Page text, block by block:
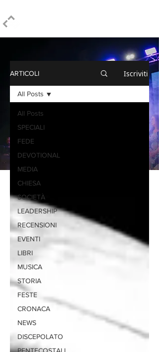
ARTICOLI Iscriviti
All Posts
SPECIALI
FEDE
DEVOTIONAL
MEDIA
CHIESA
SOCIETÀ
LEADERSHIP
RECENSIONI
EVENTI
LIBRI
MUSICA
STORIA
FESTE
CRONACA
NEWS
DISCEPOLATO
All Posts